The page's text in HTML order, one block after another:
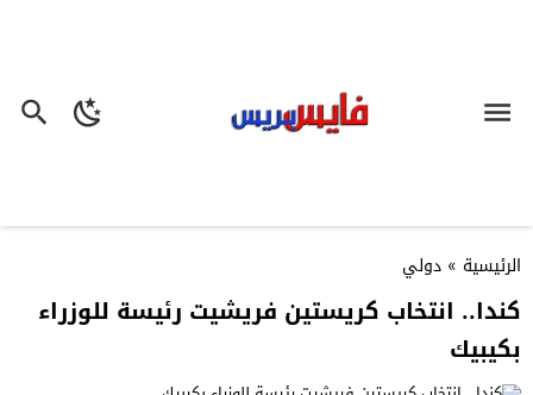
الرئيسية » دولي
كندا.. انتخاب كريستين فريشيت رئيسة للوزراء
بكيبيك